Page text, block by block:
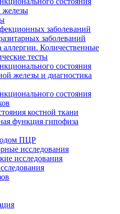
железы
заболеваний
заболеваний
аллергии. Количественные
тесты
состояния
железы и диагностика
состояния
костной ткани
функция гипофиза
ПЦР
исследования
исследования